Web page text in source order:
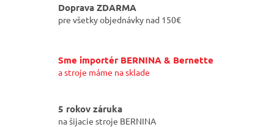
Doprava ZDARMA
pre všetky objednávky nad 150€
Sme importér BERNINA & Bernette
a stroje máme na sklade
5 rokov záruka
na šijacie stroje BERNINA